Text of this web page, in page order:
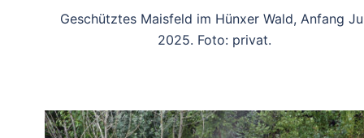
Geschütztes Maisfeld im Hünxer Wald, Anfang
2025. Foto: privat.